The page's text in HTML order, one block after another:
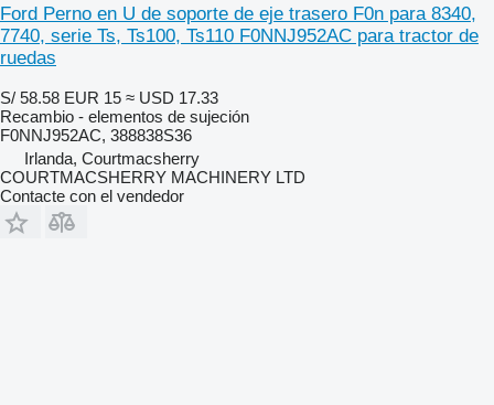
Ford Perno en U de soporte de eje trasero F0n para 8340,
7740, serie Ts, Ts100, Ts110 F0NNJ952AC para tractor de
ruedas
S/ 58.58 EUR 15 ≈ USD 17.33
Recambio - elementos de sujeción
F0NNJ952AC, 388838S36
Irlanda, Courtmacsherry
COURTMACSHERRY MACHINERY LTD
Contacte con el vendedor